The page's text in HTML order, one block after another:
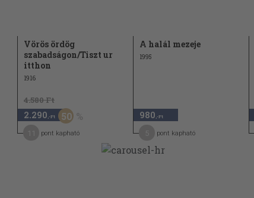
Vörös ördög
szabadságon/Tiszt ur
itthon
1916
4.580 Ft
2.290 ,-Ft 50
pont kapható
A halál mezeje
1995
980 ,-Ft
pont kapható